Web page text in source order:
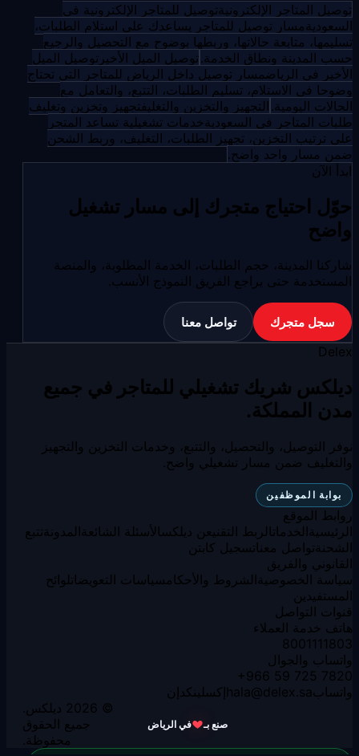
توصيل المتاجر الإلكترونيةتوصيل للمتاجر الإلكترونية في
السعوديةمسار توصيل للمتاجر يساعدك على استلام الطلبات،
تسليمها، متابعة حالاتها، وربطها بوضوح مع التحصيل والرجيع
حسب المدينة ونطاق الخدمة. توصيل الميل الأخير توصيل الميل
الأخير في الرياضمسار توصيل داخل الرياض للمتاجر التي تحتاج
وضوحا في الاستلام، تسليم الطلبات، التتبع، والتعامل مع
الحالات اليومية. التجهيز والتخزين والتغليفتجهيز وتخزين وتغليف
طلبات المتاجر في السعوديةخدمات تشغيلية تساعد المتجر
على ترتيب التخزين، تجهيز الطلبات، التغليف، وربط الشحن
ضمن مسار واحد واضح.
ابدأ الآن
حوّل احتياج متجرك إلى مسار تشغيل
واضح
شاركنا المدينة، حجم الطلبات، الخدمة المطلوبة، والمنصة
المستخدمة حتى يراجع الفريق النموذج الأنسب.
سجل متجرك تواصل معنا
Delex
ديلكس شريك تشغيلي للمتاجر في جميع
مدن المملكة.
نوفر التوصيل، والتحصيل، والتتبع، وخدمات التخزين والتجهيز
والتغليف ضمن مسار تشغيلي واضح.
بوابة الموظفين
روابط الموقع
الرئيسيةالخدماتالربط التقنيعن ديلكسالأسئلة الشائعةالمدونةتتبع
الشحنةتواصل معناتسجيل كابتن
القانوني والفريق
سياسة الخصوصيةالشروط والأحكامسياسات التعويضاتلوائح
المستفيدين
قنوات التواصل
هاتف خدمة العملاء
8001111803
واتساب والجوال
+966 59 725 7820
واتساب
hala@delex.sa إكسلينكدإن
صنع بـ في الرياض
© 2026 ديلكس.
جميع الحقوق
محفوظة.